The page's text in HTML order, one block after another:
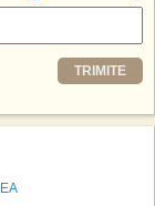
aceasta constructie
Polonia, Thailanda,
Spania, care se
din lume in 2025,
hoteliera."
TRIMITE